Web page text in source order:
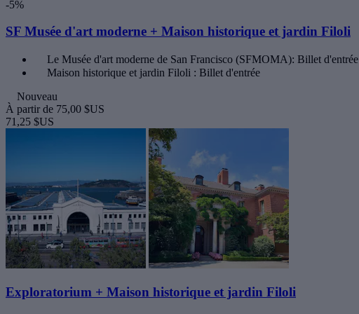
-5%
SF Musée d'art moderne + Maison historique et jardin Filoli
Le Musée d'art moderne de San Francisco (SFMOMA): Billet d'entrée
Maison historique et jardin Filoli : Billet d'entrée
Nouveau
À partir de 75,00 $US
71,25 $US
Exploratorium + Maison historique et jardin Filoli